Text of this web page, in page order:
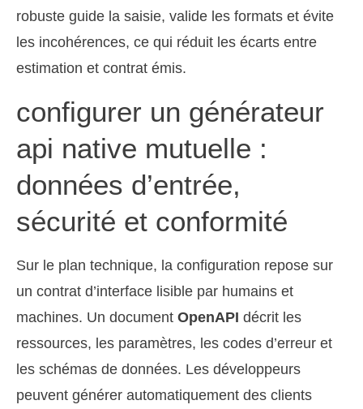
robuste guide la saisie, valide les formats et évite
les incohérences, ce qui réduit les écarts entre
estimation et contrat émis.
configurer un générateur
api native mutuelle :
données d’entrée,
sécurité et conformité
Sur le plan technique, la configuration repose sur
un contrat d’interface lisible par humains et
machines. Un document OpenAPI décrit les
ressources, les paramètres, les codes d’erreur et
les schémas de données. Les développeurs
peuvent générer automatiquement des clients